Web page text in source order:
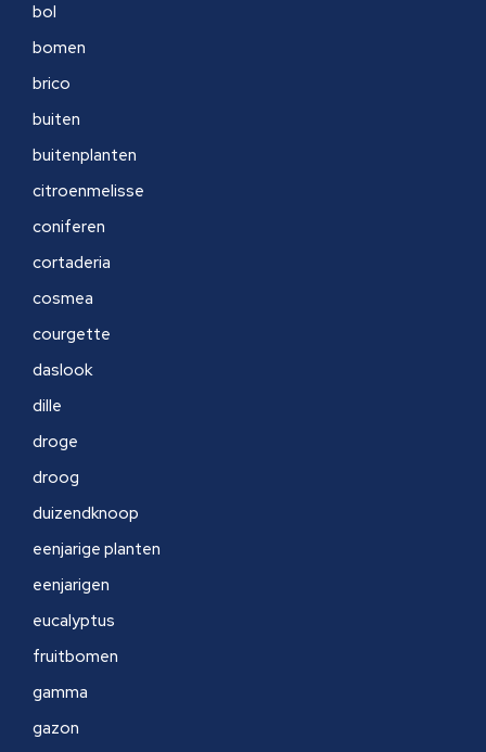
bol
bomen
brico
buiten
buitenplanten
citroenmelisse
coniferen
cortaderia
cosmea
courgette
daslook
dille
droge
droog
duizendknoop
eenjarige planten
eenjarigen
eucalyptus
fruitbomen
gamma
gazon